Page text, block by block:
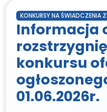
KONKURSY NA ŚWIADCZENIA
Informacja
konkursu
01.06.2026r.